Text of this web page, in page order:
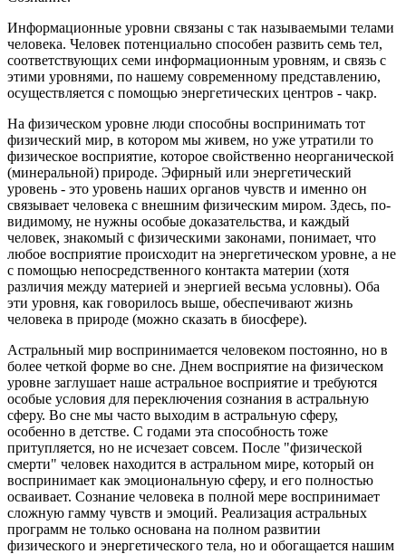
Информационные уровни связаны с так называемыми телами
человека. Человек потенциально способен развить семь тел,
соответствующих семи информационным уровням, и связь с
этими уровнями, по нашему современному представлению,
осуществляется с помощью энергетических центров - чакр.
На физическом уровне люди способны воспринимать тот
физический мир, в котором мы живем, но уже утратили то
физическое восприятие, которое свойственно неорганической
(минеральной) природе. Эфирный или энергетический
уровень - это уровень наших органов чувств и именно он
связывает человека с внешним физическим миром. Здесь, по-
видимому, не нужны особые доказательства, и каждый
человек, знакомый с физическими законами, понимает, что
любое восприятие происходит на энергетическом уровне, а не
с помощью непосредственного контакта материи (хотя
различия между материей и энергией весьма условны). Оба
эти уровня, как говорилось выше, обеспечивают жизнь
человека в природе (можно сказать в биосфере).
Астральный мир воспринимается человеком постоянно, но в
более четкой форме во сне. Днем восприятие на физическом
уровне заглушает наше астральное восприятие и требуются
особые условия для переключения сознания в астральную
сферу. Во сне мы часто выходим в астральную сферу,
особенно в детстве. С годами эта способность тоже
притупляется, но не исчезает совсем. После "физической
смерти" человек находится в астральном мире, который он
воспринимает как эмоциональную сферу, и его полностью
осваивает. Сознание человека в полной мере воспринимает
сложную гамму чувств и эмоций. Реализация астральных
программ не только основана на полном развитии
физического и энергетического тела, но и обогащается нашим